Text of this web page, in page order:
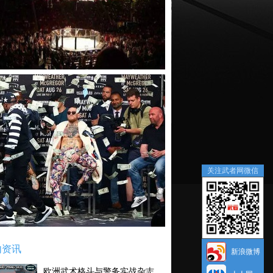
讯
关注武者网微信
新浪微博